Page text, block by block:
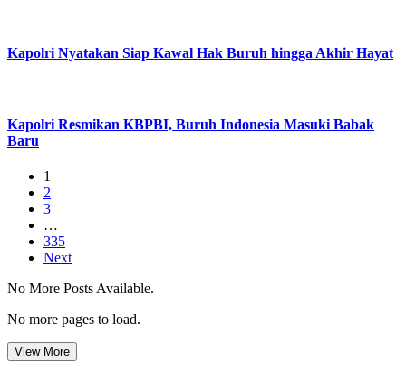
Kapolri Nyatakan Siap Kawal Hak Buruh hingga Akhir Hayat
Kapolri Resmikan KBPBI, Buruh Indonesia Masuki Babak
Baru
1
2
3
…
335
Next
No More Posts Available.
No more pages to load.
View More